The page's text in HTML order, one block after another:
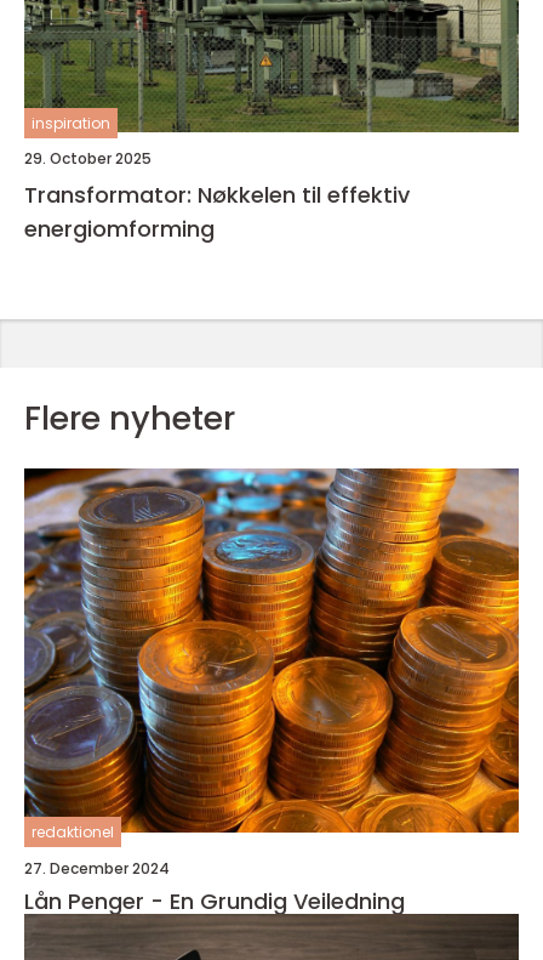
inspiration
29. October 2025
Transformator: Nøkkelen til effektiv
energiomforming
Flere nyheter
redaktionel
27. December 2024
Lån Penger - En Grundig Veiledning